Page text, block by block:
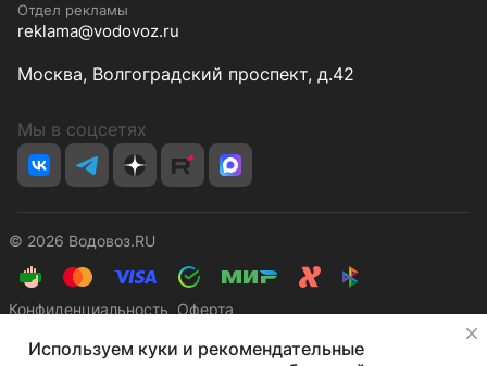
Отдел рекламы
reklama@vodovoz.ru
Москва, Волгоградский проспект, д.42
Мы в соцсетях
© 2026 Водовоз.RU
Конфиденциальность Оферта
Используем куки и рекомендательные